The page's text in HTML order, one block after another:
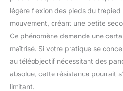
légère flexion des pieds du trépied
mouvement, créant une petite
Ce phénomène demande une
maîtrisé. Si votre pratique se
au téléobjectif nécessitant des
absolue, cette résistance pourrait
limitant.